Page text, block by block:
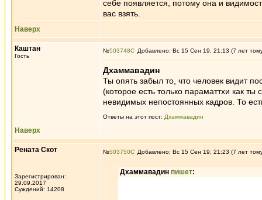
себе появляется, потому она и
вас взять.
Наверх
Каштан
Гость
№503748 Добавлено: Вс 15 Сен 19, 21:13 (7 лет
Дхаммавадин
Ты опять забыл то, что человек видит
(которое есть только параматтхи как
невидимых непостоянных кадров. То
Ответы на этот пост: Дхаммавадин
Наверх
Рената Скот
Зарегистрирован:
29.09.2017
Суждений: 14208
№503750 Добавлено: Вс 15 Сен 19, 21:23 (7 лет
Дхаммавадин пишет: